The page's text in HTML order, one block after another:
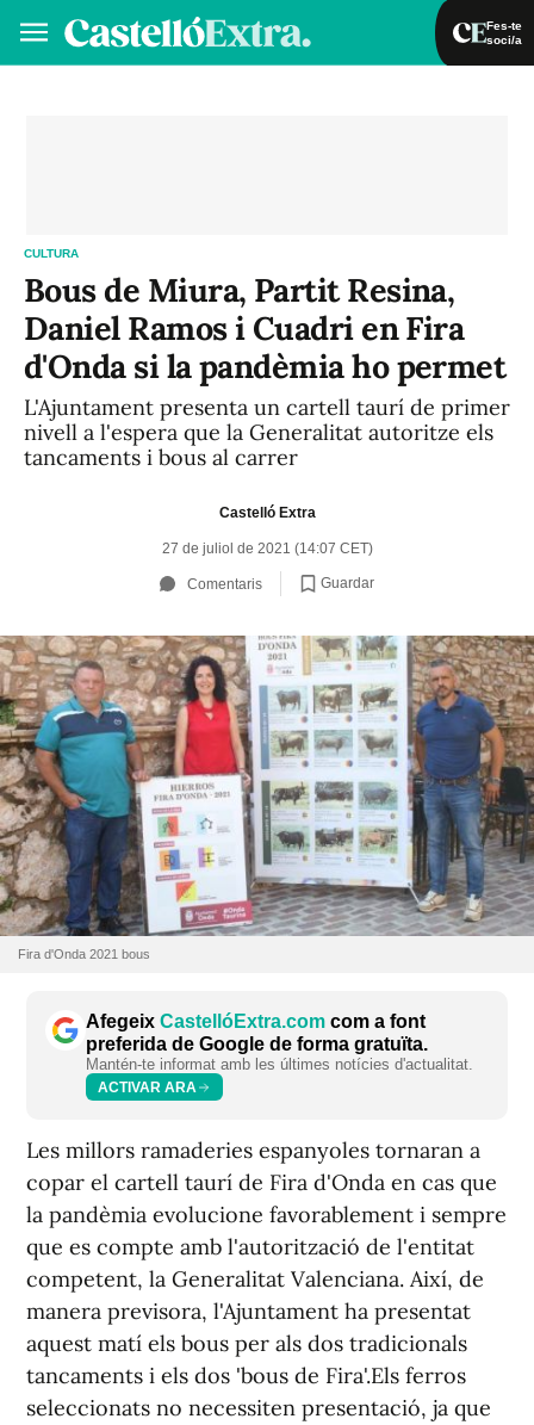
Fes-te
soci/a
CULTURA
Bous de Miura, Partit Resina,
Daniel Ramos i Cuadri en Fira
d'Onda si la pandèmia ho permet
L'Ajuntament presenta un cartell taurí de primer
nivell a l'espera que la Generalitat autoritze els
tancaments i bous al carrer
Castelló Extra
27 de juliol de 2021 (14:07 CET)
Comentaris Guardar
Fira d'Onda 2021 bous
Afegeix CastellóExtra.com com a font
preferida de Google de forma gratuïta.
Mantén-te informat amb les últimes notícies d'actualitat.
ACTIVAR ARA
Les millors ramaderies espanyoles tornaran a
copar el cartell taurí de Fira d'Onda en cas que
la pandèmia evolucione favorablement i sempre
que es compte amb l'autorització de l'entitat
competent, la Generalitat Valenciana. Així, de
manera previsora, l'Ajuntament ha presentat
aquest matí els bous per als dos tradicionals
tancaments i els dos 'bous de Fira'.Els ferros
seleccionats no necessiten presentació, ja que